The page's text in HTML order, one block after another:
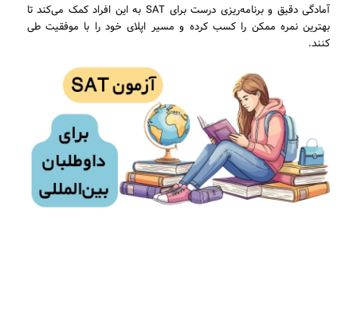
آمادگی دقیق و برنامه‌ریزی درست برای SAT به این افراد کمک می‌کند تا
بهترین نمره ممکن را کسب کرده و مسیر اپلای خود را با موفقیت طی
کنند.